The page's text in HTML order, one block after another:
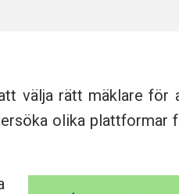
välja rätt mäklare för
olika plattformar